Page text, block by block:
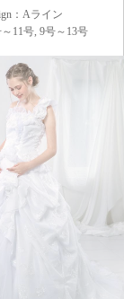
：Aライン
～11号, 9号～13号